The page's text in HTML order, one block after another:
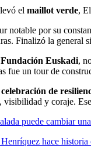
el maillot verde,
notable por su
Finalizó la
Euskadi,
fue un tour de
celebración de
visibilidad y coraje.
puede cambiar
hace